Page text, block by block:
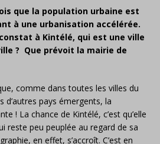
que la population urbaine est
à une urbanisation accélérée.
à Kintélé, qui est une ville
? Que prévoit la mairie de
comme dans toutes les villes du
pays émergents, la
! La chance de Kintélé, c’est qu’elle
reste peu peuplée au regard de sa
en effet, s’accroît. C’est en